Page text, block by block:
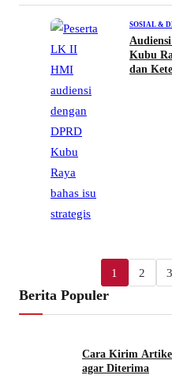
SOSIAL &
Kubu
dan
1 2 3
Berita Populer
Cara Kirim
agar Diterima